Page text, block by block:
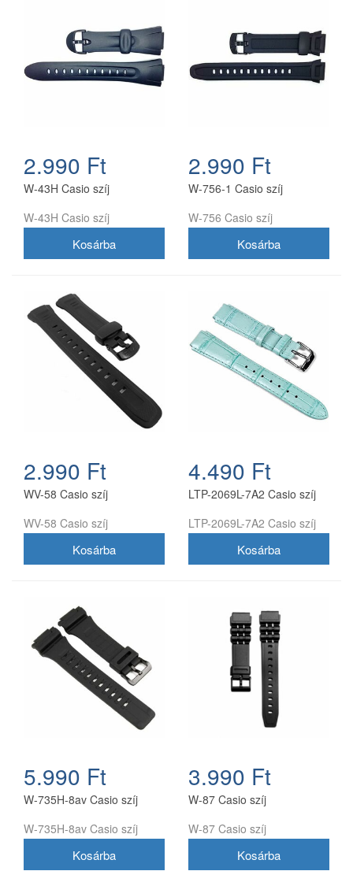
2.990 Ft
W-43H Casio szíj
W-43H Casio szíj
2.990 Ft
W-756-1 Casio szíj
W-756 Casio szíj
2.990 Ft
WV-58 Casio szíj
WV-58 Casio szíj
4.490 Ft
LTP-2069L-7A2 Casio szíj
LTP-2069L-7A2 Casio szíj
5.990 Ft
W-735H-8av Casio szíj
W-735H-8av Casio szíj
3.990 Ft
W-87 Casio szíj
W-87 Casio szíj